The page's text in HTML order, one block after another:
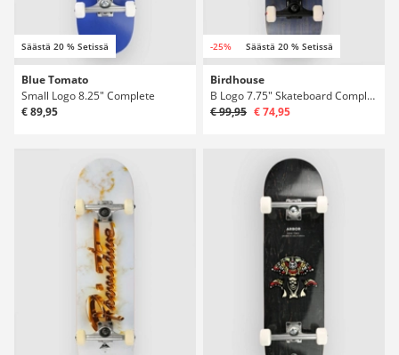
Säästä 20 % Setissä
Blue Tomato
Small Logo 8.25" Complete
€ 89,95
-25% Säästä 20 % Setissä
Birdhouse
B Logo 7.75" Skateboard Complete
€ 99,95 € 74,95